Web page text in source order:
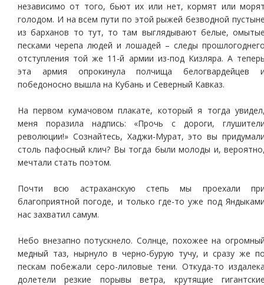
независимо от того, бьют их или нет, кормят или
голодом. И на всем пути по этой рыжей безводной
из барханов то тут, то там выглядывают белые,
песками черепа людей и лошадей – следы
отступления той же 11-й армии из-под Кизляра. А
эта армия опрокинула полчища белогвардейцев
победоносно вышла на Кубань и Северный Кавказ.
На первом кумачовом плакате, который я тогда
меня поразила надпись: «Прочь с дороги,
революции!» Сознайтесь, Хаджи-Мурат, это вы
столь пафосный клич? Вы тогда были молоды и,
мечтали стать поэтом.
Почти всю астраханскую степь мы проехали
благоприятной погоде, и только где-то уже под
нас захватил самум.
Небо внезапно потускнело. Солнце, похожее на
медный таз, нырнуло в черно-бурую тучу, и сразу же
пескам побежали серо-лиловые тени. Откуда-то
долетели резкие порывы ветра, крутящие